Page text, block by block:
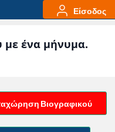
Είσοδος
με ένα μήνυμα.
Βιογραφικού